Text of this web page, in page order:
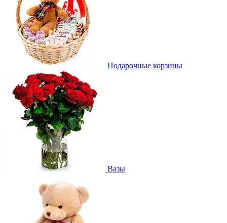
Подарочные корзины
Вазы